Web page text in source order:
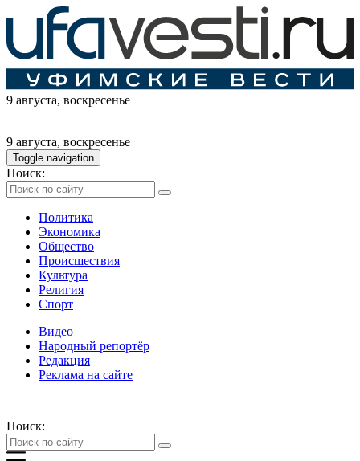
9 августа, воскресенье
9 августа, воскресенье
Toggle navigation
Поиск:
Политика
Экономика
Общество
Происшествия
Культура
Религия
Спорт
Видео
Народный репортёр
Редакция
Реклама на сайте
Поиск: